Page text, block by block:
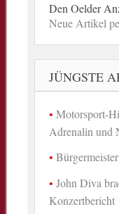
Den Oelder
Neue Artikel
JÜNGSTE
Motorsport-
Adrenalin und
John Diva
Konzertbericht